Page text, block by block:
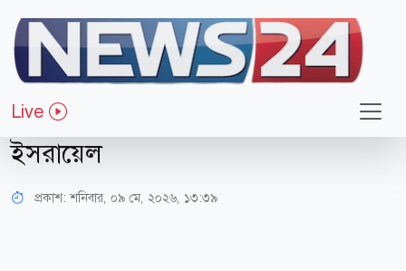
Live
আন্তর্জাতিক
যুদ্ধের জেরে আমিরাতের প্রথম ক্যাসিনোর
উদ্বোধন বিলম্ব হবে: টাইমস অব
ইসরায়েল
প্রকাশ:শনিবার, ০৯ মে, ২০২৬, ১৩:৩৯